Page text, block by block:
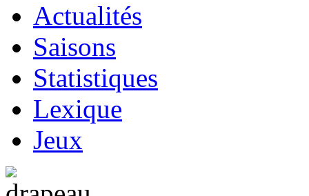
Actualités
Saisons
Statistiques
Lexique
Jeux